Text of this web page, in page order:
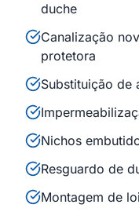
duche
Canalização
protetora
Substituição de
Nichos
Resguardo de
Montagem de